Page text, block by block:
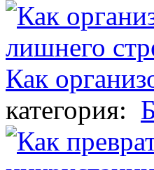
Как
категория: